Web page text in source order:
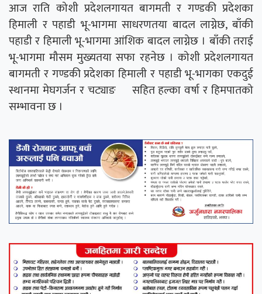
आज राति कोशी प्रदेशलगायत बागमती र गण्डकी प्रदेशका
हिमाली र पहाडी भू-भागमा साधरणतया बादल लाग्नेछ, बाँकी
पहाडी र हिमाली भू-भागमा आंशिक बादल लाग्नेछ । बाँकी तराई
भू-भागमा मौसम मुख्यतया सफा रहनेछ । कोशी प्रदेशलगायत
बागमती र गण्डकी प्रदेशका हिमाली र पहाडी भू-भागका एकदुई
स्थानमा मेघगर्जन र चट्याङ¬सहित हल्का वर्षा र हिमपातको
सम्भावना छ ।